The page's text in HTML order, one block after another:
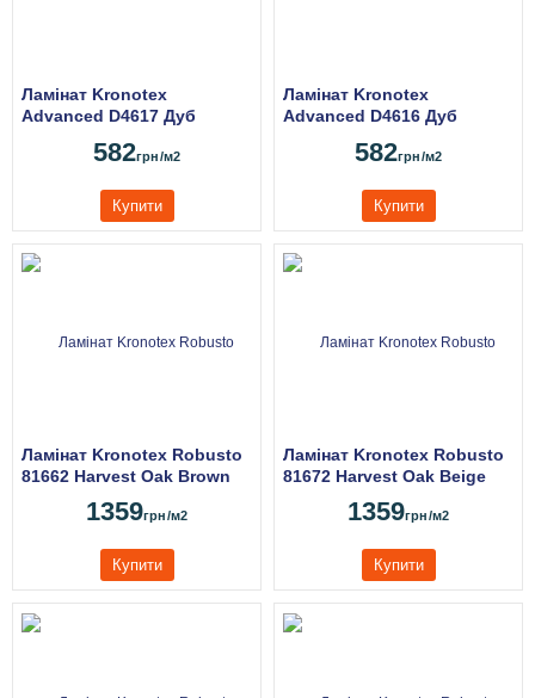
Ламінат Kronotex
Advanced D4617 Дуб
582грн/м2
Купити
Ламінат Kronotex
Advanced D4616 Дуб
582грн/м2
Купити
Ламінат Kronotex Robusto
81662 Harvest Oak Brown
1359грн/м2
Купити
Ламінат Kronotex Robusto
81672 Harvest Oak Beige
1359грн/м2
Купити